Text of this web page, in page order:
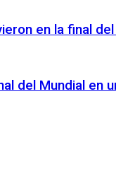
en la final
del Mundial en